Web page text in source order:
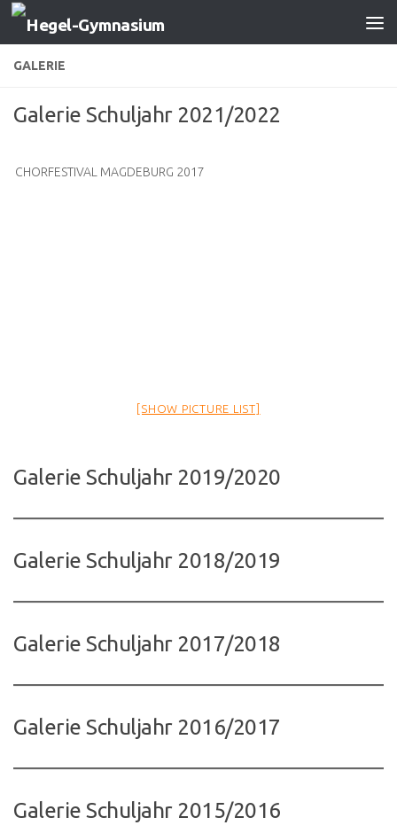
Zum Inhalt springen
GALERIE
Galerie Schuljahr 2021/2022
CHORFESTIVAL MAGDEBURG 2017
[SHOW PICTURE LIST]
Galerie Schuljahr 2019/2020
Galerie Schuljahr 2018/2019
Galerie Schuljahr 2017/2018
Galerie Schuljahr 2016/2017
Galerie Schuljahr 2015/2016